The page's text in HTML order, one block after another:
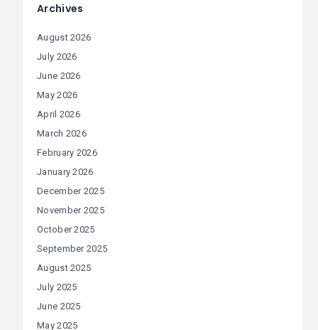
Archives
August 2026
July 2026
June 2026
May 2026
April 2026
March 2026
February 2026
January 2026
December 2025
November 2025
October 2025
September 2025
August 2025
July 2025
June 2025
May 2025